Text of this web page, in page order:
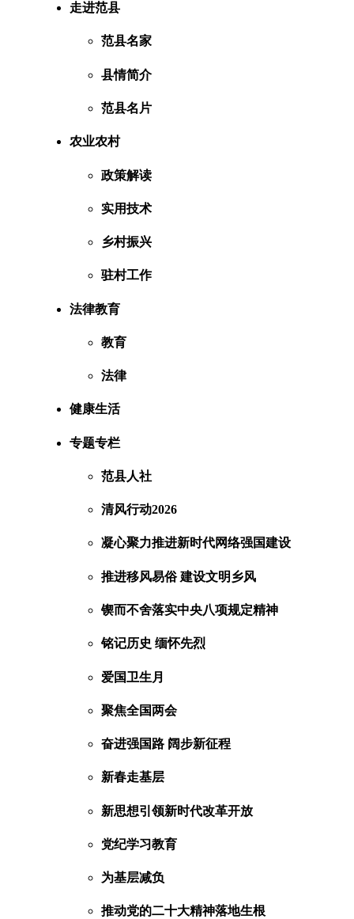
走进范县
范县名家
县情简介
范县名片
农业农村
政策解读
实用技术
乡村振兴
驻村工作
法律教育
教育
法律
健康生活
专题专栏
范县人社
清风行动2026
凝心聚力推进新时代网络强国建设
推进移风易俗 建设文明乡风
锲而不舍落实中央八项规定精神
铭记历史 缅怀先烈
爱国卫生月
聚焦全国两会
奋进强国路 阔步新征程
新春走基层
新思想引领新时代改革开放
党纪学习教育
为基层减负
推动党的二十大精神落地生根